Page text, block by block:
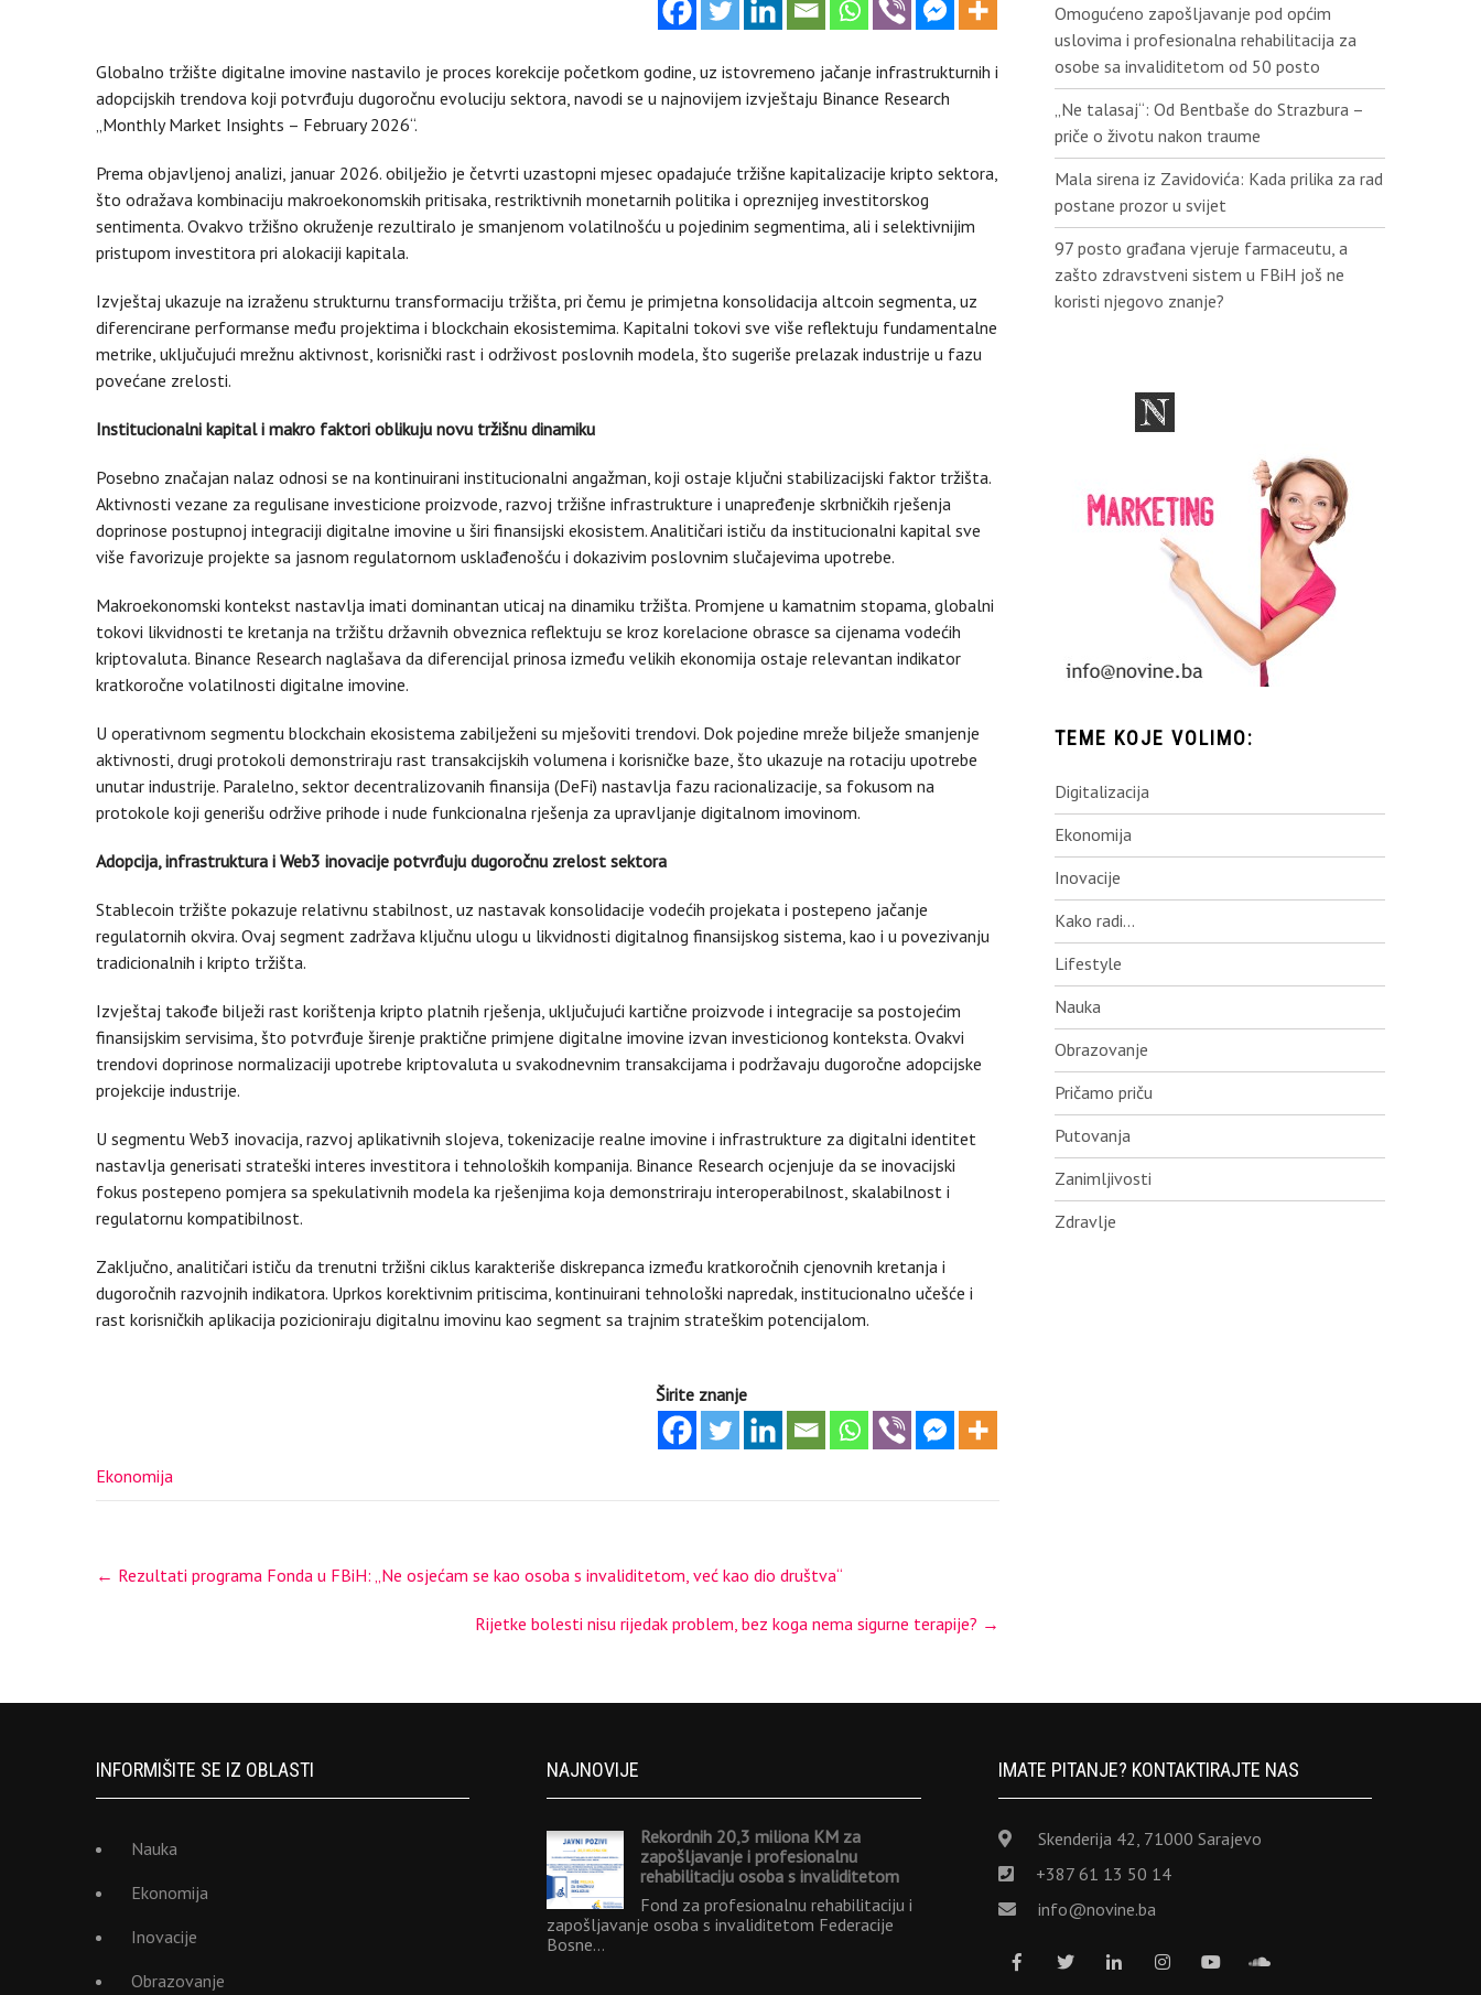
Globalno tržište digitalne imovine nastavilo je proces korekcije početkom godine, uz istovremeno jačanje infrastrukturnih i
adopcijskih trendova koji potvrđuju dugoročnu evoluciju sektora, navodi se u najnovijem izvještaju Binance Research
„Monthly Market Insights – February 2026“.
Prema objavljenoj analizi, januar 2026. obilježio je četvrti uzastopni mjesec opadajuće tržišne kapitalizacije kripto sektora,
što odražava kombinaciju makroekonomskih pritisaka, restriktivnih monetarnih politika i opreznijeg investitorskog
sentimenta. Ovakvo tržišno okruženje rezultiralo je smanjenom volatilnošću u pojedinim segmentima, ali i selektivnijim
pristupom investitora pri alokaciji kapitala.
Izvještaj ukazuje na izraženu strukturnu transformaciju tržišta, pri čemu je primjetna konsolidacija altcoin segmenta, uz
diferencirane performanse među projektima i blockchain ekosistemima. Kapitalni tokovi sve više reflektuju fundamentalne
metrike, uključujući mrežnu aktivnost, korisnički rast i održivost poslovnih modela, što sugeriše prelazak industrije u fazu
povećane zrelosti.
Institucionalni kapital i makro faktori oblikuju novu tržišnu dinamiku
Posebno značajan nalaz odnosi se na kontinuirani institucionalni angažman, koji ostaje ključni stabilizacijski faktor tržišta.
Aktivnosti vezane za regulisane investicione proizvode, razvoj tržišne infrastrukture i unapređenje skrbničkih rješenja
doprinose postupnoj integraciji digitalne imovine u širi finansijski ekosistem. Analitičari ističu da institucionalni kapital sve
više favorizuje projekte sa jasnom regulatornom usklađenošću i dokazivim poslovnim slučajevima upotrebe.
Makroekonomski kontekst nastavlja imati dominantan uticaj na dinamiku tržišta. Promjene u kamatnim stopama, globalni
tokovi likvidnosti te kretanja na tržištu državnih obveznica reflektuju se kroz korelacione obrasce sa cijenama vodećih
kriptovaluta. Binance Research naglašava da diferencijal prinosa između velikih ekonomija ostaje relevantan indikator
kratkoročne volatilnosti digitalne imovine.
U operativnom segmentu blockchain ekosistema zabilježeni su mješoviti trendovi. Dok pojedine mreže bilježe smanjenje
aktivnosti, drugi protokoli demonstriraju rast transakcijskih volumena i korisničke baze, što ukazuje na rotaciju upotrebe
unutar industrije. Paralelno, sektor decentralizovanih finansija (DeFi) nastavlja fazu racionalizacije, sa fokusom na
protokole koji generišu održive prihode i nude funkcionalna rješenja za upravljanje digitalnom imovinom.
Adopcija, infrastruktura i Web3 inovacije potvrđuju dugoročnu zrelost sektora
Stablecoin tržište pokazuje relativnu stabilnost, uz nastavak konsolidacije vodećih projekata i postepeno jačanje
regulatornih okvira. Ovaj segment zadržava ključnu ulogu u likvidnosti digitalnog finansijskog sistema, kao i u povezivanju
tradicionalnih i kripto tržišta.
Izvještaj takođe bilježi rast korištenja kripto platnih rješenja, uključujući kartične proizvode i integracije sa postojećim
finansijskim servisima, što potvrđuje širenje praktične primjene digitalne imovine izvan investicionog konteksta. Ovakvi
trendovi doprinose normalizaciji upotrebe kriptovaluta u svakodnevnim transakcijama i podržavaju dugoročne adopcijske
projekcije industrije.
U segmentu Web3 inovacija, razvoj aplikativnih slojeva, tokenizacije realne imovine i infrastrukture za digitalni identitet
nastavlja generisati strateški interes investitora i tehnoloških kompanija. Binance Research ocjenjuje da se inovacijski
fokus postepeno pomjera sa spekulativnih modela ka rješenjima koja demonstriraju interoperabilnost, skalabilnost i
regulatornu kompatibilnost.
Zaključno, analitičari ističu da trenutni tržišni ciklus karakteriše diskrepanca između kratkoročnih cjenovnih kretanja i
dugoročnih razvojnih indikatora. Uprkos korektivnim pritiscima, kontinuirani tehnološki napredak, institucionalno učešće i
rast korisničkih aplikacija pozicioniraju digitalnu imovinu kao segment sa trajnim strateškim potencijalom.
Širite znanje
Ekonomija
Post
navigation
← Rezultati programa Fonda u FBiH: „Ne osjećam se kao osoba s invaliditetom, već kao dio društva“
Rijetke bolesti nisu rijedak problem, bez koga nema sigurne terapije? →
Omogućeno zapošljavanje pod općim
uslovima i profesionalna rehabilitacija za
osobe sa invaliditetom od 50 posto
„Ne talasaj“: Od Bentbaše do Strazbura –
priče o životu nakon traume
Mala sirena iz Zavidovića: Kada prilika za rad
postane prozor u svijet
97 posto građana vjeruje farmaceutu, a
zašto zdravstveni sistem u FBiH još ne
koristi njegovo znanje?
TEME KOJE VOLIMO:
Digitalizacija
Ekonomija
Inovacije
Kako radi…
Lifestyle
Nauka
Obrazovanje
Pričamo priču
Putovanja
Zanimljivosti
Zdravlje
INFORMIŠITE SE IZ OBLASTI
Nauka
Ekonomija
Inovacije
Obrazovanje
NAJNOVIJE
Rekordnih 20,3 miliona KM za
zapošljavanje i profesionalnu
rehabilitaciju osoba s invaliditetom
Fond za profesionalnu rehabilitaciju i
zapošljavanje osoba s invaliditetom Federacije
Bosne…
IMATE PITANJE? KONTAKTIRAJTE NAS
Skenderija 42, 71000 Sarajevo
+387 61 13 50 14
info@novine.ba